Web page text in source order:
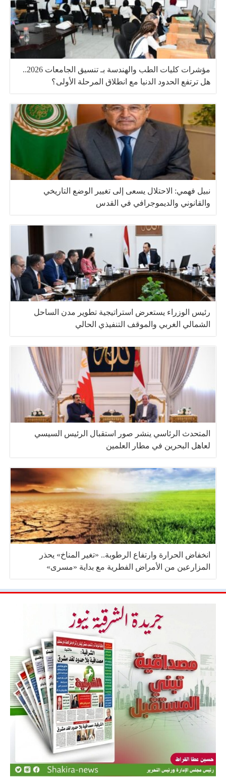
مؤشرات كليات الطب والهندسة بـ تنسيق الجامعات 2026..
هل ترتفع الحدود الدنيا مع انطلاق المرحلة الأولى؟
نبيل فهمي: الاحتلال يسعى إلى تغيير الوضع التاريخي
والقانوني والديموجرافي في القدس
رئيس الوزراء يستعرض استراتيجية تطوير مدن الساحل
الشمالي الغربي والموقف التنفيذي الحالي
المتحدث الرئاسي ينشر صور استقبال الرئيس السيسي
لعاهل البحرين في مطار العلمين
انخفاض الحرارة وارتفاع الرطوبة.. «تغير المناخ» يحذر
المزارعين من الأمراض الفطرية مع بداية «مسرى»